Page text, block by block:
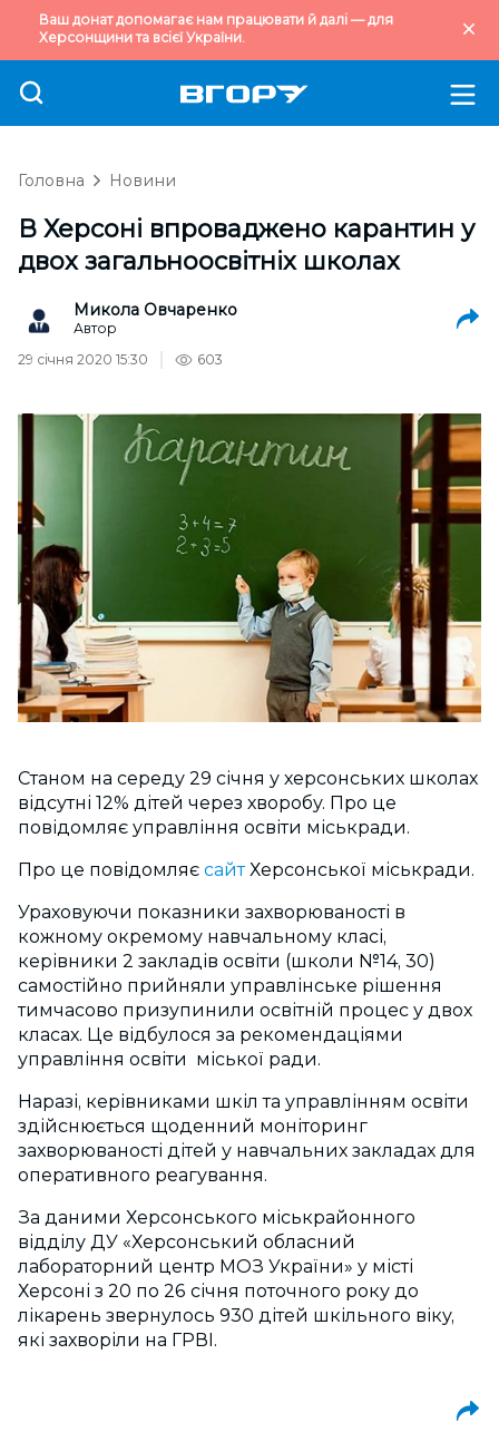
Ваш донат допомагає нам працювати й далі — для
Херсонщини та всієї України.
Головна Новини
В Херсоні впроваджено карантин у
двох загальноосвітніх школах
Микола Овчаренко
Автор
29 січня 2020 15:30
603
Станом на середу 29 січня у херсонських школах
відсутні 12% дітей через хворобу. Про це
повідомляє управління освіти міськради.
Про це повідомляє сайтХерсонської міськради.
Ураховуючи показники захворюваності в
кожному окремому навчальному класі,
керівники 2 закладів освіти (школи №14, 30)
самостійно прийняли управлінське рішення
тимчасово призупинили освітній процес у двох
класах. Це відбулося за рекомендаціями
управління освіти міської ради.
Наразі, керівниками шкіл та управлінням освіти
здійснюється щоденний моніторинг
захворюваності дітей у навчальних закладах для
оперативного реагування.
За даними Херсонського міськрайонного
відділу ДУ «Херсонський обласний
лабораторний центр МОЗ України» у місті
Херсоні з 20 по 26 січня поточного року до
лікарень звернулось 930 дітей шкільного віку,
які захворіли на ГРВІ.